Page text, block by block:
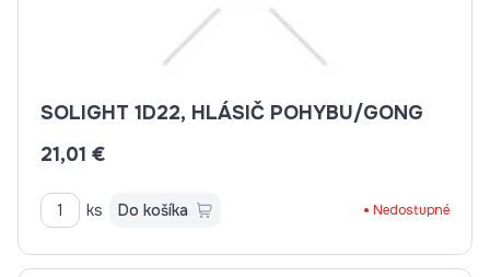
SOLIGHT 1D22, HLÁSIČ POHYBU/GONG
21,01 €
ks Do košíka Nedostupné